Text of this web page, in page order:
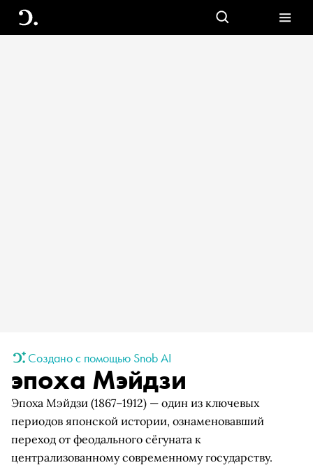
Создано с помощью Snob AI
эпоха Мэйдзи
Эпоха Мэйдзи (1867–1912) — один из ключевых
периодов японской истории, ознаменовавший
переход от феодального сёгуната к
централизованному современному государству.